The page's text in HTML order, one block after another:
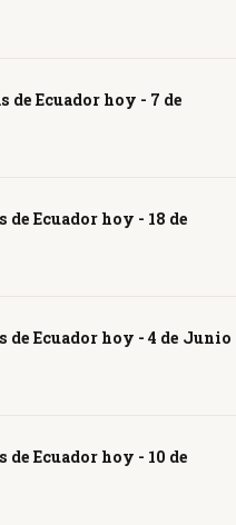
Ecuador hoy - 7 de
Ecuador hoy - 18 de
Ecuador hoy - 4 de Junio
Ecuador hoy - 10 de